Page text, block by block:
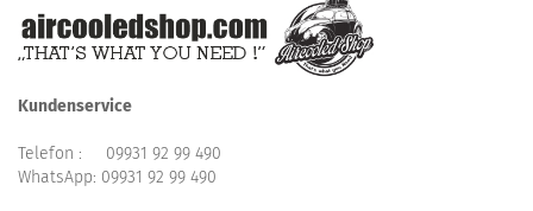
Kundenservice
Telefon : 09931 92 99 490
WhatsApp: 09931 92 99 490